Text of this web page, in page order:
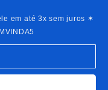
em até 3x sem juros ✶